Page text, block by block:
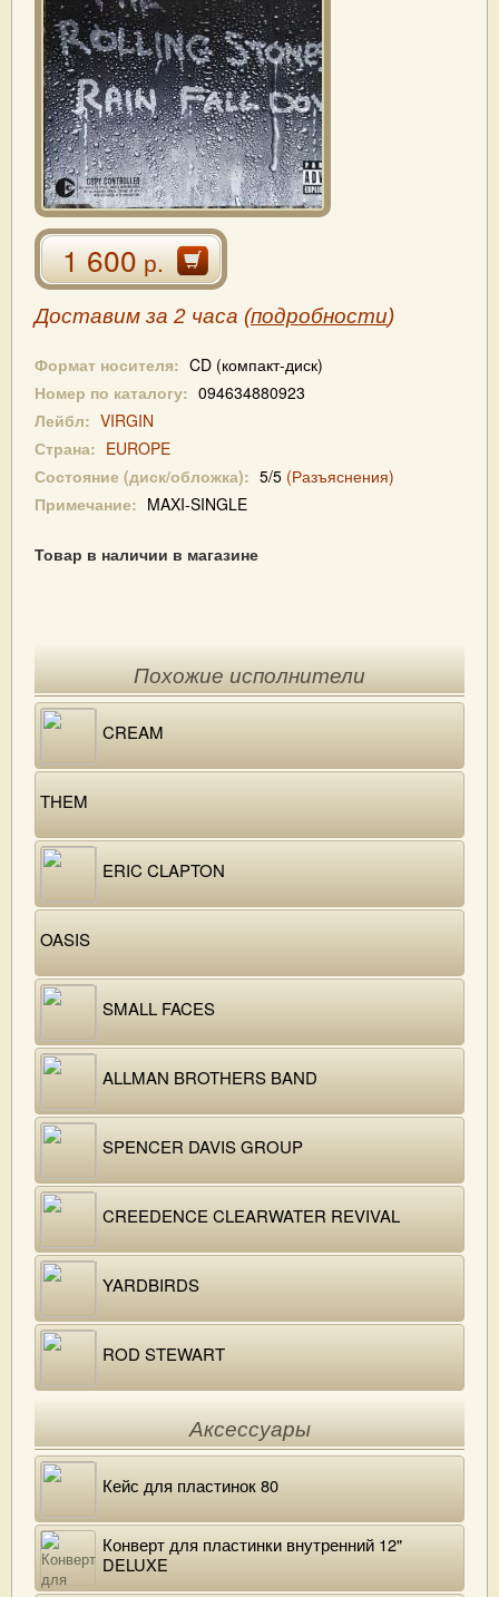
1 600р.
Доставим за 2 часа (подробности)
Формат носителя: CD (компакт-диск)
Номер по каталогу: 094634880923
Лейбл: VIRGIN
Страна: EUROPE
Состояние (диск/обложка): 5/5 (Разъяснения)
Примечание: MAXI-SINGLE
Товар в наличии в магазине
Похожие исполнители
CREAM
THEM
ERIC CLAPTON
OASIS
SMALL FACES
ALLMAN BROTHERS BAND
SPENCER DAVIS GROUP
CREEDENCE CLEARWATER REVIVAL
YARDBIRDS
ROD STEWART
Аксессуары
Кейс для пластинок 80
Конверт для пластинки внутренний 12"
DELUXE